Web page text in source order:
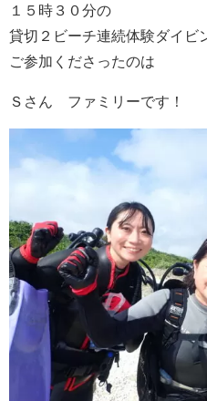
１５時３０分の
貸切２ビーチ連続体験ダイビ
ご参加くださったのは
Ｓさん ファミリーです！